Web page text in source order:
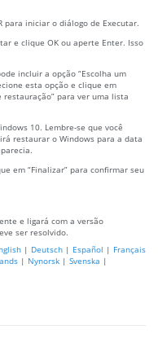
para iniciar o diálogo de Executar.
e clique OK ou aperte Enter. Isso
incluir a opção “Escolha um
esta opção e clique em
para ver uma lista
10. Lembre-se que você
restaurar o Windows para a data
em “Finalizar” para confirmar seu
e ligará com a versão
ser resolvido.
| Deutsch | Español | Français
| Nynorsk | Svenska |